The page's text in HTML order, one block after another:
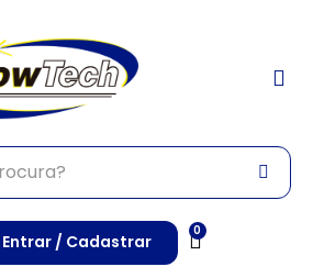
Entrar / Cadastrar
0